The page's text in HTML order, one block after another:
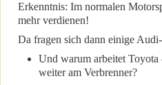
Erkenntnis: Im normalen
mehr verdienen!
Da fragen sich dann einige
Und warum arbeitet
weiter am Verbrenner?